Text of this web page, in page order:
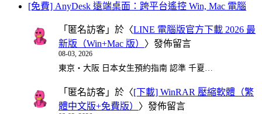
[免費] AnyDesk 遠端桌面：跨平台遙控 Win, Mac 電腦
「 匿名訪客 」於〈LINE 電腦版官方下載 2026 最
新版（Win+Mac 版） 〉發佈留言
08-03, 2026
東京・大阪 日本女生預約指南 認準 千夏…
「 匿名訪客 」於〈[下載] WinRAR 壓縮軟體（繁
體中文版+免費版） 〉發佈留言